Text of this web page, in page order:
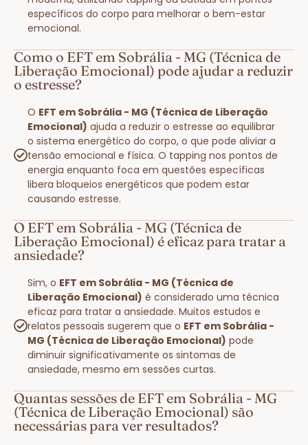
específicos do corpo para melhorar o bem-estar
emocional.
Como o EFT em Sobrália - MG (Técnica de
Liberação Emocional) pode ajudar a reduzir
o estresse?
O EFT em Sobrália - MG (Técnica de Liberação
Emocional) ajuda a reduzir o estresse ao equilibrar
o sistema energético do corpo, o que pode aliviar a
tensão emocional e física. O tapping nos pontos de
energia enquanto foca em questões específicas
libera bloqueios energéticos que podem estar
causando estresse.
O EFT em Sobrália - MG (Técnica de
Liberação Emocional) é eficaz para tratar a
ansiedade?
Sim, o EFT em Sobrália - MG (Técnica de
Liberação Emocional) é considerado uma técnica
eficaz para tratar a ansiedade. Muitos estudos e
relatos pessoais sugerem que o EFT em Sobrália -
MG (Técnica de Liberação Emocional) pode
diminuir significativamente os sintomas de
ansiedade, mesmo em sessões curtas.
Quantas sessões de EFT em Sobrália - MG
(Técnica de Liberação Emocional) são
necessárias para ver resultados?